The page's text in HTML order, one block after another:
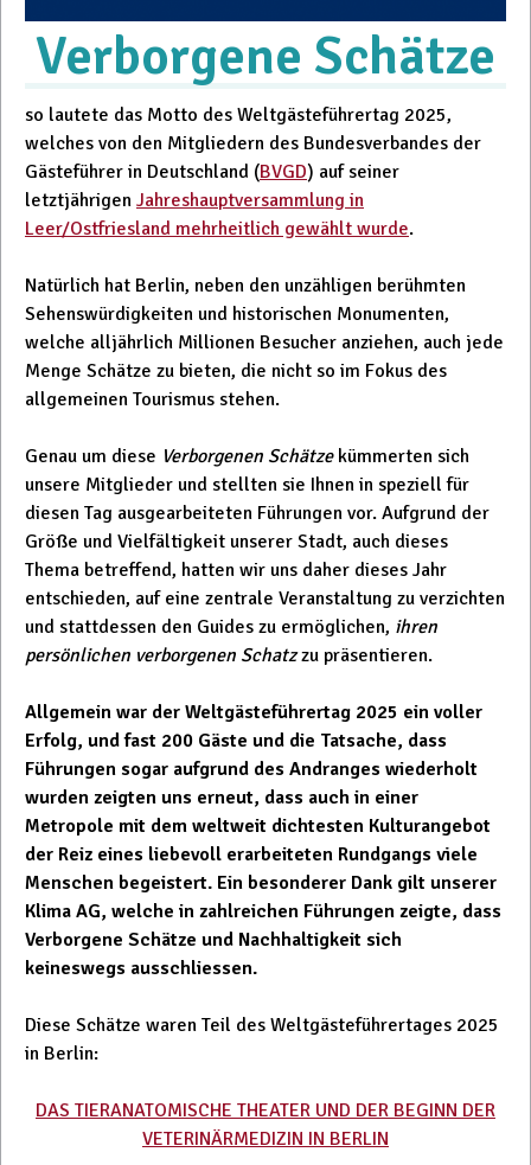
Verborgene Schätze
so lautete das Motto des Weltgästeführertag 2025,
welches von den Mitgliedern des Bundesverbandes der
Gästeführer in Deutschland (BVGD) auf seiner
letztjährigen Jahreshauptversammlung in
Leer/Ostfriesland mehrheitlich gewählt wurde.
Natürlich hat Berlin, neben den unzähligen berühmten
Sehenswürdigkeiten und historischen Monumenten,
welche alljährlich Millionen Besucher anziehen, auch jede
Menge Schätze zu bieten, die nicht so im Fokus des
allgemeinen Tourismus stehen.
Genau um diese Verborgenen Schätzekümmerten sich
unsere Mitglieder und stellten sie Ihnen in speziell für
diesen Tag ausgearbeiteten Führungen vor. Aufgrund der
Größe und Vielfältigkeit unserer Stadt, auch dieses
Thema betreffend, hatten wir uns daher dieses Jahr
entschieden, auf eine zentrale Veranstaltung zu verzichten
und stattdessen den Guides zu ermöglichen, ihren
persönlichen verborgenen Schatzzu präsentieren.
Allgemein war der Weltgästeführertag 2025 ein voller
Erfolg, und fast 200 Gäste und die Tatsache, dass
Führungen sogar aufgrund des Andranges wiederholt
wurden zeigten uns erneut, dass auch in einer
Metropole mit dem weltweit dichtesten Kulturangebot
der Reiz eines liebevoll erarbeiteten Rundgangs viele
Menschen begeistert. Ein besonderer Dank gilt unserer
Klima AG, welche in zahlreichen Führungen zeigte, dass
Verborgene Schätze und Nachhaltigkeit sich
keineswegs ausschliessen.
Diese Schätze waren Teil des Weltgästeführertages 2025
in Berlin:
DAS TIERANATOMISCHE THEATER UND DER BEGINN DER
VETERINÄRMEDIZIN IN BERLIN